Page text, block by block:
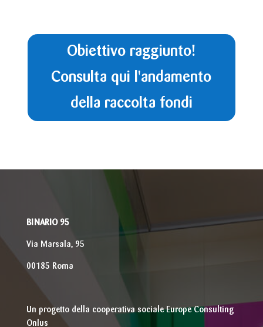
Obiettivo raggiunto!
Consulta qui l'andamento
della raccolta fondi
BINARIO 95
Via Marsala, 95
00185 Roma
Un progetto della cooperativa sociale Europe Consulting
Onlus